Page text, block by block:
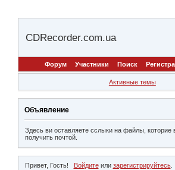
CDRecorder.com.ua
Форум Участники Поиск
Активные темы
Объявление
Здесь ви оставляете сслыки на файлы, которие
получить почтой.
Привет, Гость! Войдитеили зарегистрируйтесь.